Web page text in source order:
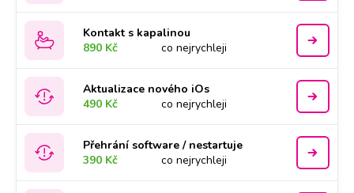
Kontakt s kapalinou
890 Kč
co nejrychleji
Aktualizace nového iOs
490 Kč
co nejrychleji
Přehrání software / nestartuje
390 Kč
co nejrychleji